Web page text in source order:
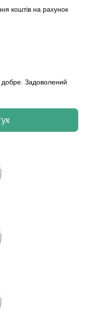
коштів на рахунок
Задоволений